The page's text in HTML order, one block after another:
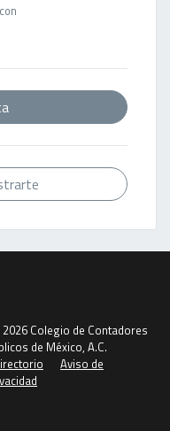
Colegio de Contadores
de México, A.C.
Aviso de